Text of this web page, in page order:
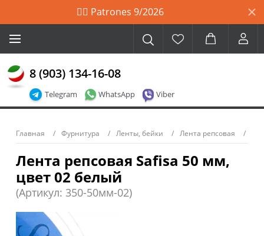
🙋‍♀️ Patrones 9/2026
Telegram WhatsApp Viber
8 (903) 134-16-08
Главная Фурнитура Ленты, бейки Лента репсовая
Лента репсовая Safisa 50 мм,
цвет 02 белый
(Артикул: 350-50мм-02)